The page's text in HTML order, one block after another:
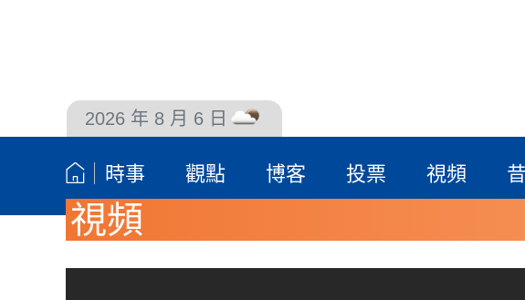
2026 年 8 月 6 日
時事 觀點 博客 投票 視頻
視頻